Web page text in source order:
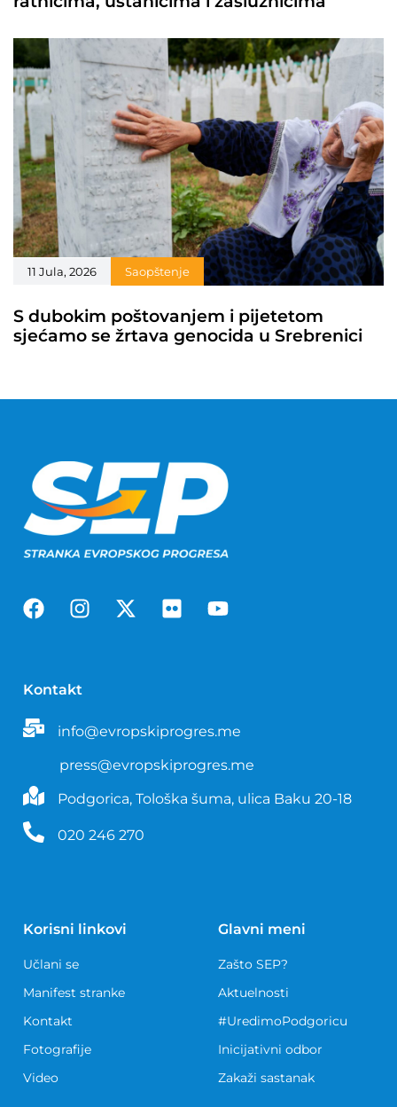
11 Jula, 2026 Saopštenje
S dubokim poštovanjem i pijetetom
sjećamo se žrtava genocida u Srebrenici
Kontakt
info@evropskiprogres.me
press@evropskiprogres.me
Podgorica, Tološka šuma, ulica Baku 20-18
020 246 270
Korisni linkovi
Učlani se
Manifest stranke
Kontakt
Fotografije
Video
Glavni meni
Zašto SEP?
Aktuelnosti
#UredimoPodgoricu
Inicijativni odbor
Zakaži sastanak